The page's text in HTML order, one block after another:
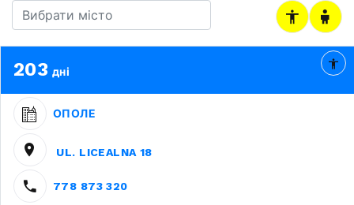
203 дні
ОПОЛЕ
UL. LICEALNA 18
778 873 320